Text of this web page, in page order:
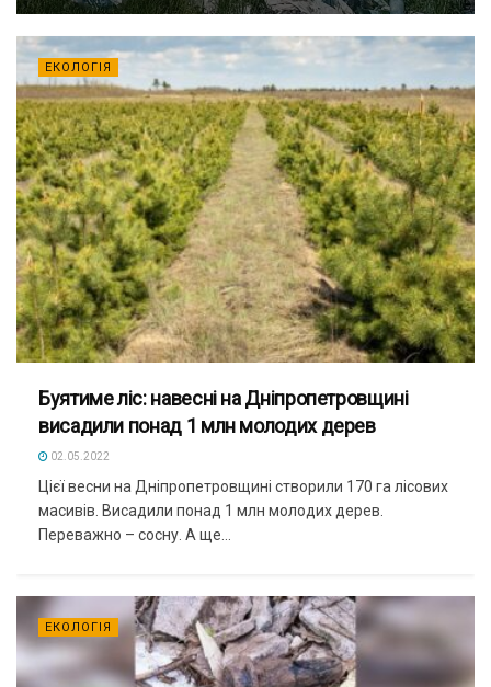
ЕКОЛОГІЯ
Буятиме ліс: навесні на Дніпропетровщині
висадили понад 1 млн молодих дерев
02.05.2022
Цієї весни на Дніпропетровщині створили 170 га лісових
масивів. Висадили понад 1 млн молодих дерев.
Переважно – сосну. А ще...
ЕКОЛОГІЯ